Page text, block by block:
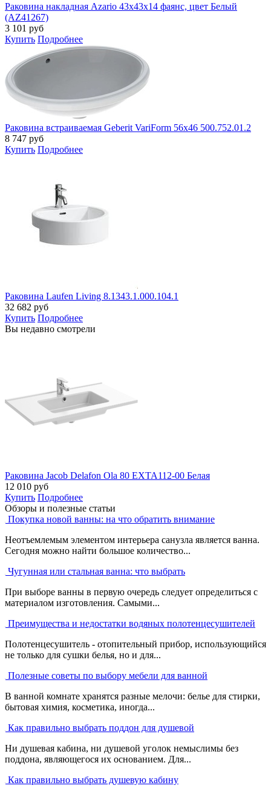
Раковина накладная Azario 43х43х14 фаянс, цвет Белый
(AZ41267)
3 101 руб
Купить Подробнее
Раковина встраиваемая Geberit VariForm 56x46 500.752.01.2
8 747 руб
Купить Подробнее
Раковина Laufen Living 8.1343.1.000.104.1
32 682 руб
Купить Подробнее
Вы недавно смотрели
Раковина Jacob Delafon Ola 80 EXTA112-00 Белая
12 010 руб
Купить Подробнее
Обзоры и полезные статьи
Покупка новой ванны: на что обратить внимание
Неотъемлемым элементом интерьера санузла является ванна.
Сегодня можно найти большое количество...
Чугунная или стальная ванна: что выбрать
При выборе ванны в первую очередь следует определиться с
материалом изготовления. Самыми...
Преимущества и недостатки водяных полотенцесушителей
Полотенцесушитель - отопительный прибор, использующийся
не только для сушки белья, но и для...
Полезные советы по выбору мебели для ванной
В ванной комнате хранятся разные мелочи: белье для стирки,
бытовая химия, косметика, иногда...
Как правильно выбрать поддон для душевой
Ни душевая кабина, ни душевой уголок немыслимы без
поддона, являющегося их основанием. Для...
Как правильно выбрать душевую кабину